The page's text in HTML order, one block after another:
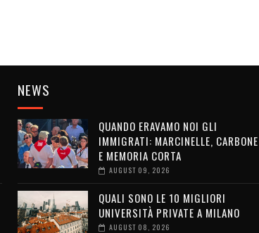
NEWS
QUANDO ERAVAMO NOI GLI
IMMIGRATI: MARCINELLE, CARBONE
E MEMORIA CORTA
AUGUST 09, 2026
QUALI SONO LE 10 MIGLIORI
UNIVERSITÀ PRIVATE A MILANO
AUGUST 08, 2026